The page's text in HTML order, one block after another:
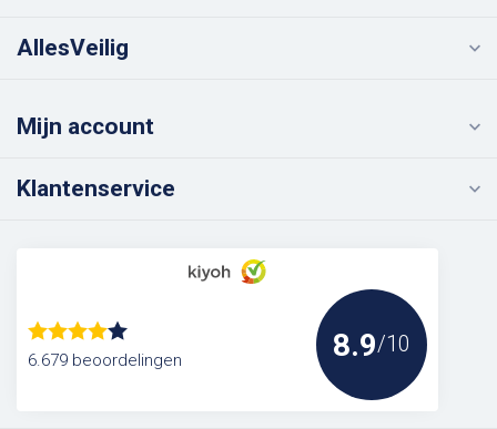
AllesVeilig
Mijn account
Klantenservice
6.679 beoordelingen 8.9/10